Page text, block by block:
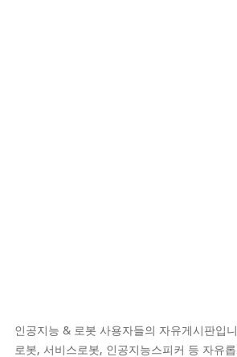
인공지능 & 로봇 사용자들의 자유게시판입
로봇, 서비스로봇, 인공지능스피커 등 자유